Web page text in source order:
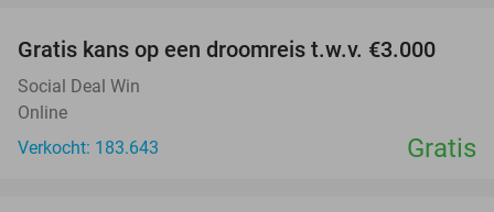
Gratis kans op een droomreis t.w.v. €3.000
Social Deal Win
Online
Verkocht: 183.643
Gratis